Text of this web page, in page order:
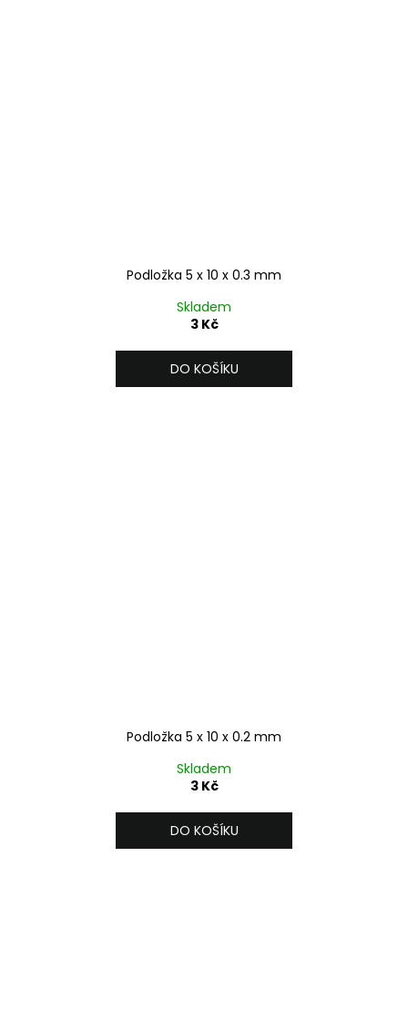
Podložka 5 x 10 x 0.3 mm
Skladem
3 Kč
DO KOŠÍKU
Podložka 5 x 10 x 0.2 mm
Skladem
3 Kč
DO KOŠÍKU